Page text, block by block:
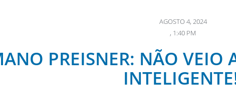
AGOSTO 4, 2024
, 1:40 PM
PREISNER: NÃO VEIO